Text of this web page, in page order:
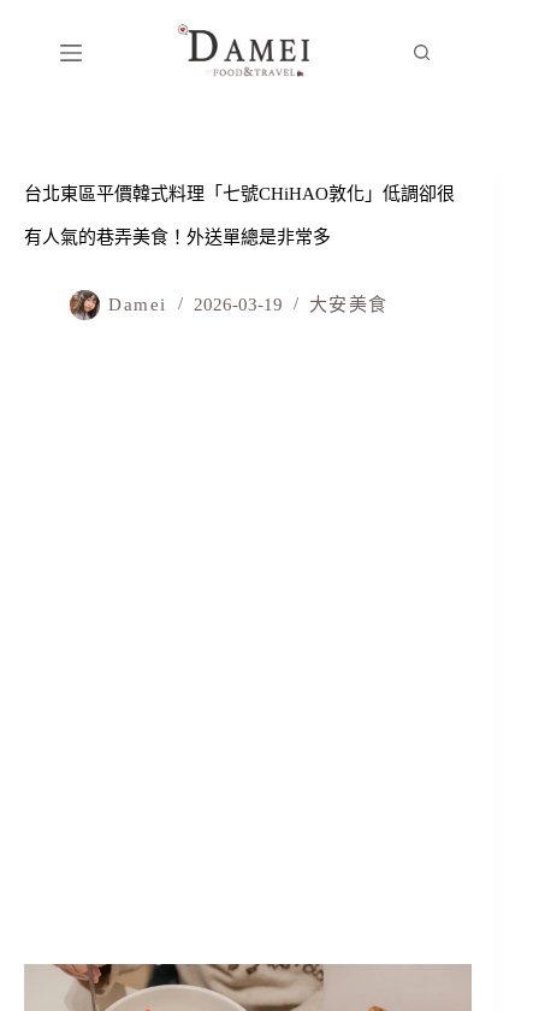
台北東區平價韓式料理「七號CHiHAO敦化」低調卻很
有人氣的巷弄美食！外送單總是非常多
Damei 2026-03-19 大安美食